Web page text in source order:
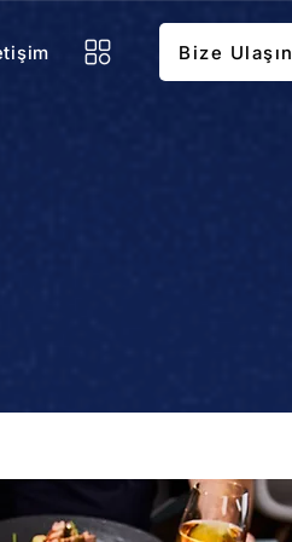
Bize Ulaşın